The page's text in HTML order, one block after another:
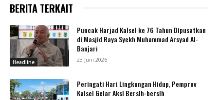
BERITA TERKAIT
Headline
Puncak Harjad Kalsel ke 76 Tahun Dipusatkan
di Masjid Raya Syekh Muhammad Arsyad Al-
Banjari
23 Juni 2026
Peringati Hari Lingkungan Hidup, Pemprov
Kalsel Gelar Aksi Bersih-bersih